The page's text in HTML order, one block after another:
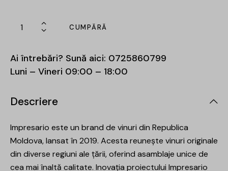
CUMPĂRĂ
Ai întrebări? Sună aici: 0725860799
Luni – Vineri 09:00 – 18:00
Descriere
Impresario este un brand de vinuri din Republica
Moldova, lansat în 2019. Acesta reunește vinuri originale
din diverse regiuni ale țării, oferind asamblaje unice de
cea mai înaltă calitate. Inovația proiectului Impresario